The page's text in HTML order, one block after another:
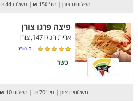
משלוחים צורן | מינ' 150 ₪ | משלוח 44 ₪
פיצה פרגו צורן
אריות הגולן 147, צורן
2 חוו”ד
כשר
משלוחים צורן | מינ' 70 ₪ | משלוח 10 ₪